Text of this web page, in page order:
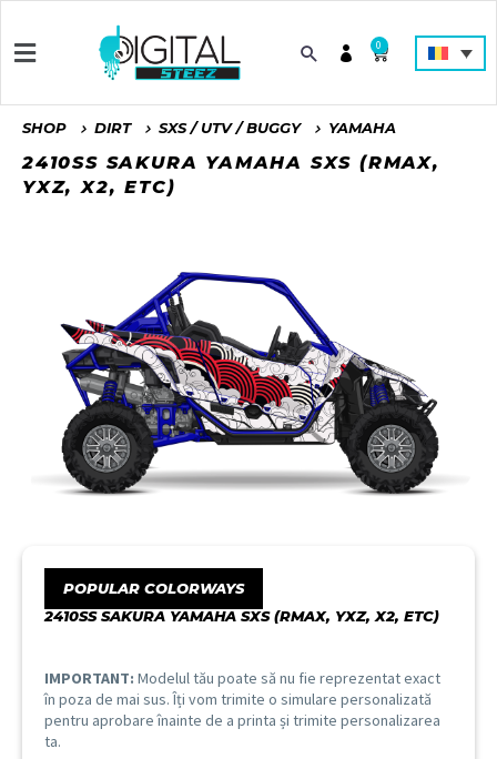
0
SHOP DIRT SXS / UTV / BUGGY YAMAHA
2410SS SAKURA YAMAHA SXS (RMAX,
YXZ, X2, ETC)
POPULAR COLORWAYS
2410SS SAKURA YAMAHA SXS (RMAX, YXZ, X2, ETC)
IMPORTANT: Modelul tău poate să nu fie reprezentat exact
în poza de mai sus. Îți vom trimite o simulare personalizată
pentru aprobare înainte de a printa și trimite personalizarea
ta.